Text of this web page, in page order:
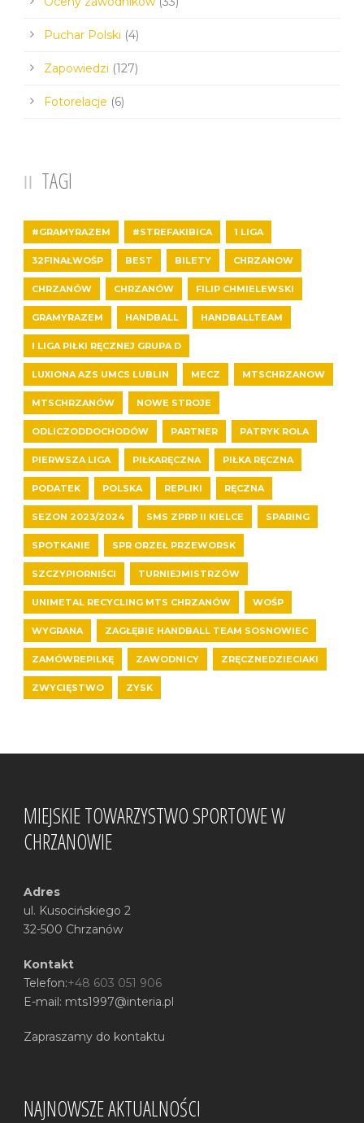
Puchar Polski (4)
Zapowiedzi (127)
Fotorelacje (6)
TAGI
#GRAMYRAZEM #STREFAKIBICA 1 LIGA
32FINAŁWOŚP BEST BILETY CHRZANOW
CHRZANÓW CHRZANÓW FILIP CHMIELEWSKI
GRAMYRAZEM HANDBALL HANDBALLTEAM
I LIGA PIŁKI RĘCZNEJ GRUPA D
LUXIONA AZS UMCS LUBLIN MECZ MTSCHRZANOW
MTSCHRZANÓW NOWE STROJE
ODLICZODDOCHODÓW PARTNER PATRYK ROLA
PIERWSZA LIGA PIŁKARĘCZNA PIŁKA RĘCZNA
PODATEK POLSKA REPLIKI RĘCZNA
SEZON 2023/2024 SMS ZPRP II KIELCE SPARING
SPOTKANIE SPR ORZEŁ PRZEWORSK
SZCZYPIORNIŚCI TURNIEJMISTRZÓW
UNIMETAL RECYCLING MTS CHRZANÓW WOŚP
WYGRANA ZAGŁĘBIE HANDBALL TEAM SOSNOWIEC
ZAMÓWREPILKĘ ZAWODNICY ZRĘCZNEDZIECIAKI
ZWYCIĘSTWO ZYSK
MIEJSKIE TOWARZYSTWO SPORTOWE W
CHRZANOWIE
Adres
ul. Kusocińskiego 2
32-500 Chrzanów
Kontakt
Telefon:+48 603 051 906
E-mail: mts1997@interia.pl
Zapraszamy do kontaktu
NAJNOWSZE AKTUALNOŚCI